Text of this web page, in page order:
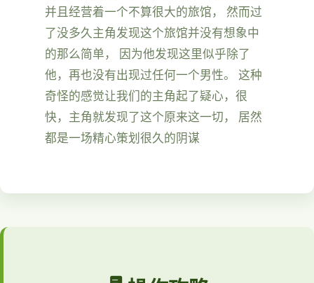
并且经营着一个不算很大的旅馆， 然而过
了没多久主角发现这个旅馆并没有想象中
的那么简单， 因为他发现这里似乎除了
他，再也没有出现过任何一个男性。 这种
奇怪的感觉让我们的主角起了疑心，很
快，主角就发现了这个原来这一切， 居然
都是一场精心策划很久的阴谋